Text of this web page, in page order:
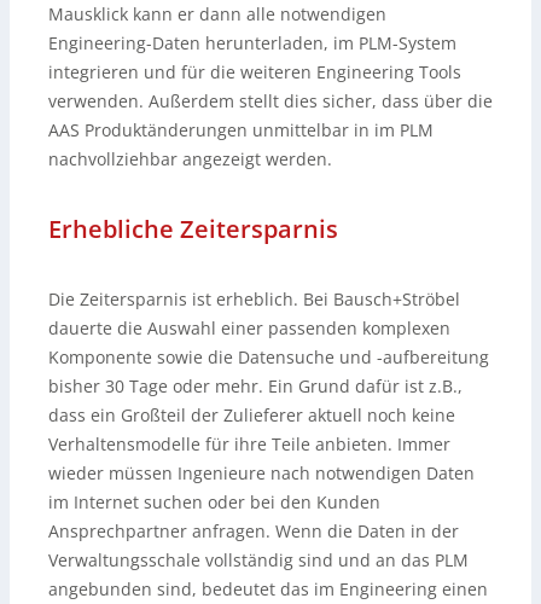
Mausklick kann er dann alle notwendigen
Engineering-Daten herunterladen, im PLM-System
integrieren und für die weiteren Engineering Tools
verwenden. Außerdem stellt dies sicher, dass über die
AAS Produktänderungen unmittelbar in im PLM
nachvollziehbar angezeigt werden.
Erhebliche Zeitersparnis
Die Zeitersparnis ist erheblich. Bei Bausch+Ströbel
dauerte die Auswahl einer passenden komplexen
Komponente sowie die Datensuche und -aufbereitung
bisher 30 Tage oder mehr. Ein Grund dafür ist z.B.,
dass ein Großteil der Zulieferer aktuell noch keine
Verhaltensmodelle für ihre Teile anbieten. Immer
wieder müssen Ingenieure nach notwendigen Daten
im Internet suchen oder bei den Kunden
Ansprechpartner anfragen. Wenn die Daten in der
Verwaltungsschale vollständig sind und an das PLM
angebunden sind, bedeutet das im Engineering einen